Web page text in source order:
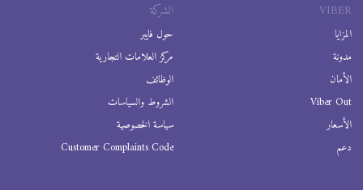
VIBER
المزايا
مدونة
الأمان
Viber Out
الأسعار
دعم
الشركة
حول فايبر
مركز العلامات التجارية
الوظائف
الشروط والسياسات
سياسة الخصوصية
Customer Complaints Code